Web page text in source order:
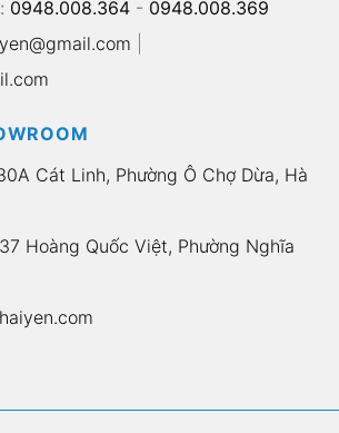
0948.008.364 - 0948.008.369
Cát Linh, Phường Ô Chợ Dừa, Hà
37 Hoàng Quốc Việt, Phường Nghĩa